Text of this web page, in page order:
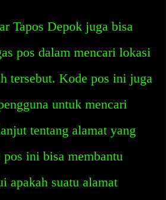
Tapos Depok juga bisa
pos dalam mencari lokasi
tersebut. Kode pos ini juga
untuk mencari
tentang alamat yang
ini bisa membantu
apakah suatu alamat